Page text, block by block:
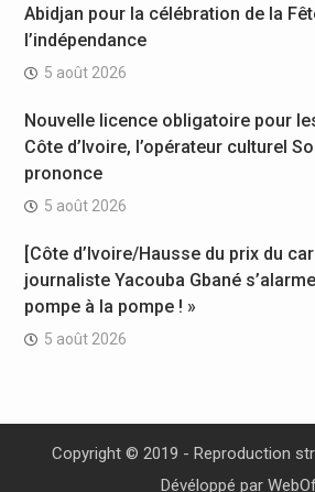
Abidjan pour la célébration de la
l’indépendance
5 août 2026
Nouvelle licence obligatoire pour
Côte d’Ivoire, l’opérateur culturel
prononce
5 août 2026
[Côte d’Ivoire/Hausse du prix du
journaliste Yacouba Gbané
pompe à la pompe ! »
5 août 2026
Copyright © 2019 - Reproduction
Dévéloppé par